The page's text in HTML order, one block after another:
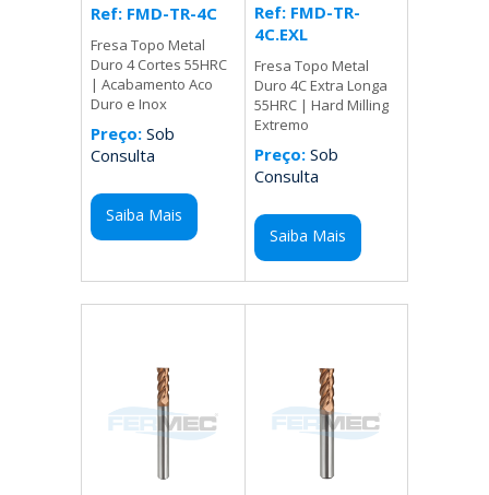
Ref: FMD-TR-4C
Fresa Topo Metal
Duro 4 Cortes 55HRC
| Acabamento Aco
Duro e Inox
Preço: Sob
Consulta
Saiba Mais
Ref: FMD-TR-
4C.EXL
Fresa Topo Metal
Duro 4C Extra Longa
55HRC | Hard Milling
Extremo
Preço:Sob
Consulta
Saiba Mais